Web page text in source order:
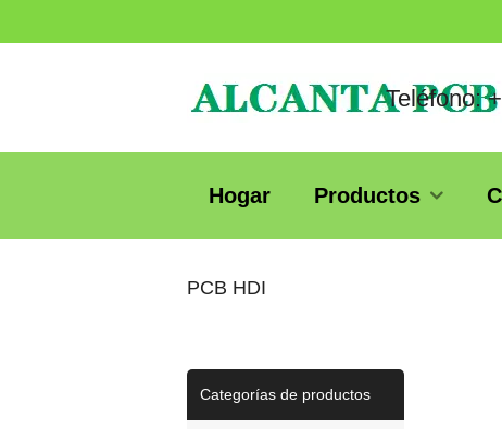
Teléfono:
Hogar Productos
PCB HDI
Categorías de productos